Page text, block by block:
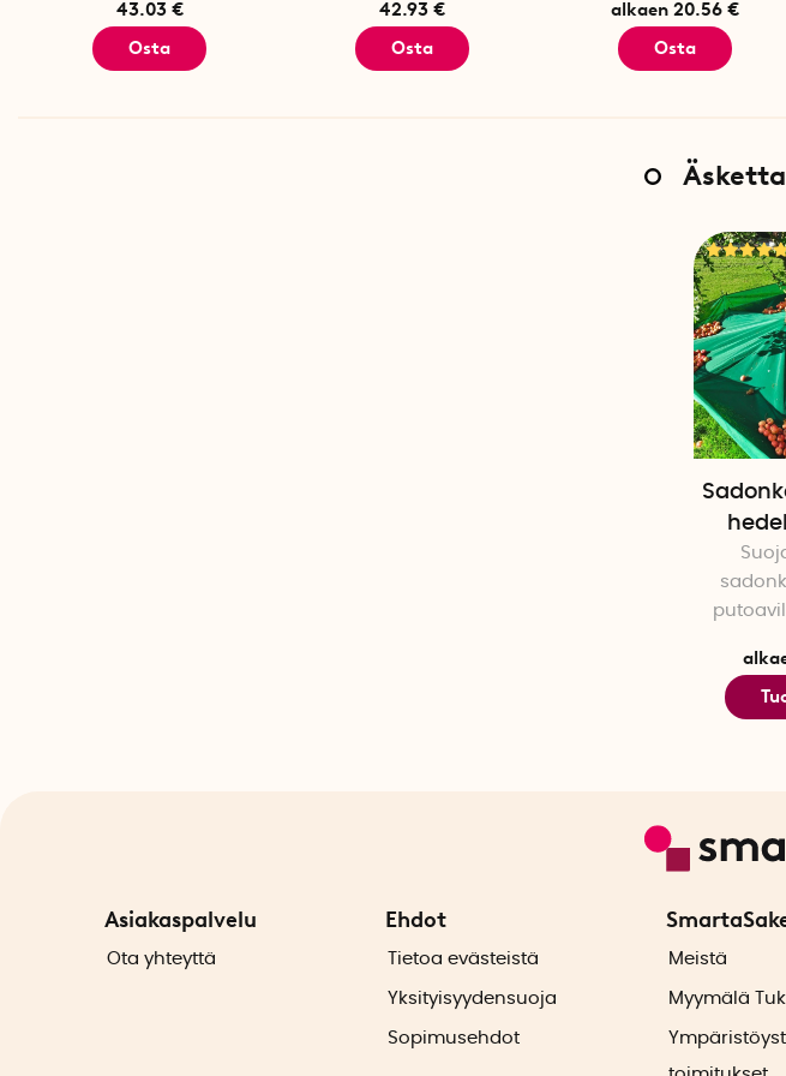
43.03 €
Osta
42.93 €
Osta
alkaen 20.56 €
Osta
Asiakaspalvelu
Ota yhteyttä
Ehdot
Tietoa evästeistä
Yksityisyydensuoja
Sopimusehdot
Meistä
Myymälä